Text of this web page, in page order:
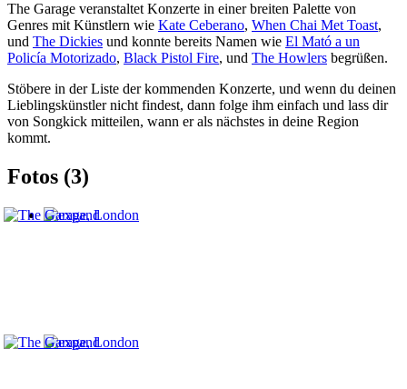
The Garage veranstaltet Konzerte in einer breiten Palette von
Genres mit Künstlern wie Kate Ceberano, When Chai Met Toast,
und The Dickies und konnte bereits Namen wie El Mató a un
Policía Motorizado, Black Pistol Fire, und The Howlers begrüßen.
Stöbere in der Liste der kommenden Konzerte, und wenn du deinen
Lieblingskünstler nicht findest, dann folge ihm einfach und lass dir
von Songkick mitteilen, wann er als nächstes in deine Region
kommt.
Fotos (3)